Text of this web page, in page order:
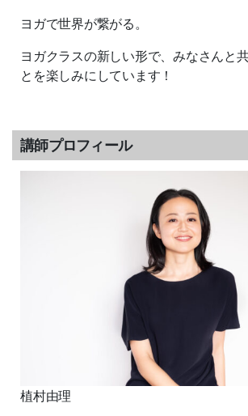
ヨガで世界が繋がる。
ヨガクラスの新しい形で、みなさんと
とを楽しみにしています！
講師プロフィール
植村由理